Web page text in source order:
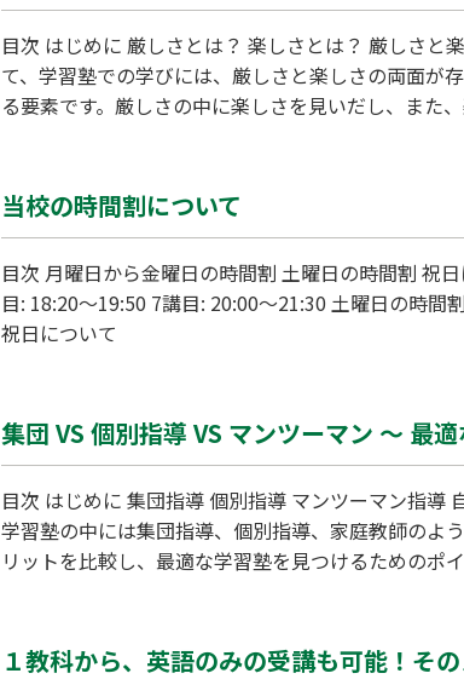
目次 はじめに 厳しさとは？ 楽しさとは？ 厳しさと楽しさの両立 塾に入る心構え まとめ はじめに こんにちは、WAM並河校の榮林です。さ
て、学習塾での学びには、厳しさと楽しさの両面が
る要素です。厳しさの中に楽しさを見いだし、また
当校の時間割について
目次 月曜日から金曜日の時間割 土曜日の時間割 祝日について 自習の利用時間について 月曜日から金曜日の時間割 5講目: 16:40～18:10 6講
目: 18:20～19:50 7講目: 20:00～21:30 土曜日の時間割 4講目: 14:50～16:20 5講目: 16:40～18:10 6講目: 18:20～19:50 7講目: 20:00～21:30
祝日について
集団 VS 個別指導 VS マンツーマン ～ 最
目次 はじめに 集団指導 個別指導 マンツーマン指導 自分に合ったスタイルの見極め まとめ はじめに こんにちは、WAM並河校の榮林です。
学習塾の中には集団指導、個別指導、家庭教師のよ
リットを比較し、最適な学習塾を見つけるためのポイントをご紹介します。 集団指導の特徴とメ
１教科から、英語のみの受講も可能！その